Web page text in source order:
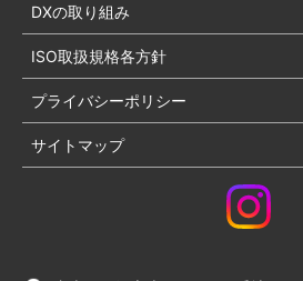
DXの取り組み
ISO取扱規格各方針
プライバシーポリシー
サイトマップ